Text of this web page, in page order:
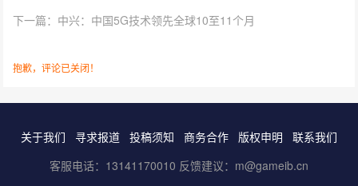
下一篇：中兴：中国5G技术领先全球10至11个月
抱歉，评论已关闭！
关于我们 寻求报道 投稿须知 商务合作 版权申明
联系我们
客服电话：13141170010 反馈建议：m@gameib.cn